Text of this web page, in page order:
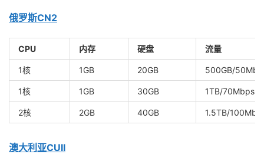
俄罗斯CN2
CPU 内存 硬盘 流量
1核 1GB 20GB 500GB/
1核 1GB 30GB 1TB/70Mbps
2核 2GB 40GB 1.5TB/
澳大利亚CUII